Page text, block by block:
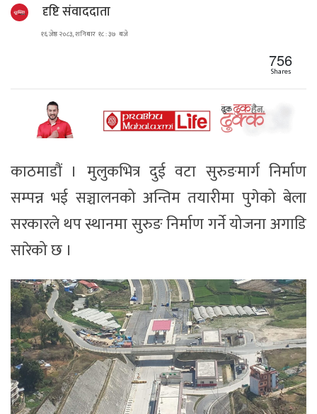
दृष्टि संवाददाता
१६ जेष्ठ २०८३, शनिबार १८ : ३७ बजे
756
Shares
काठमाडौं । मुलुकभित्र दुई वटा सुरुङमार्ग निर्माण
सम्पन्न भई सञ्चालनको अन्तिम तयारीमा पुगेको बेला
सरकारले थप स्थानमा सुरुङ निर्माण गर्ने योजना अगाडि
सारेको छ ।